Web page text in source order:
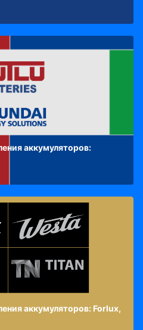
аккумуляторов:
аккумуляторов: Forlux,